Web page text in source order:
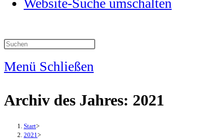
Website-Suche umschalten
Menü Schließen
Archiv des Jahres: 2021
Start>
2021 >